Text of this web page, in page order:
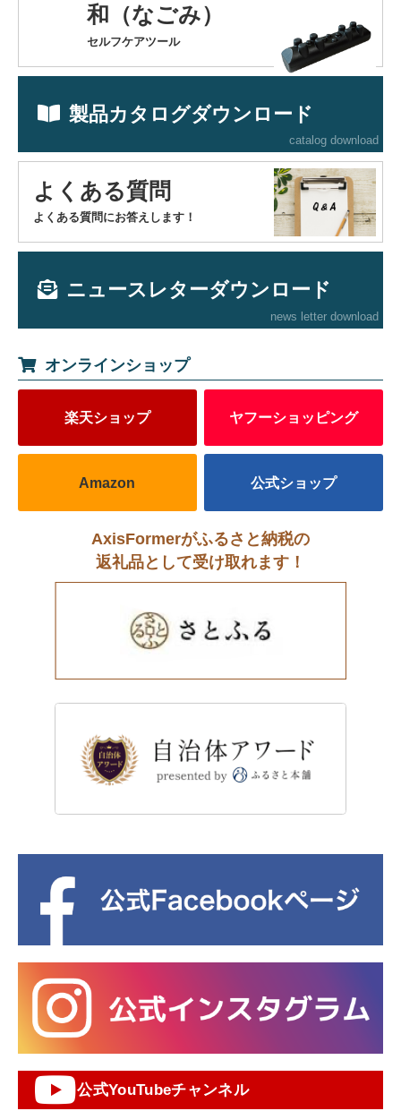
和（なごみ）
セルフケアツール
製品カタログダウンロード
catalog download
よくある質問
よくある質問にお答えします！
ニュースレターダウンロード
news letter download
オンラインショップ
楽天ショップ ヤフーショッピング
Amazon 公式ショップ
AxisFormerがふるさと納税の
返礼品として受け取れます！
公式YouTubeチャンネル